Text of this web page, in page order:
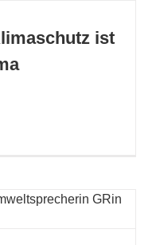
ist